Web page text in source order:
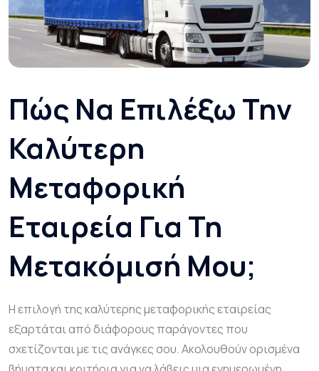
Πώς Να Επιλέξω Την
Καλύτερη
Μεταφορική
Εταιρεία Για Τη
Μετακόμισή Μου;
Η επιλογή της καλύτερης μεταφορικής εταιρείας
εξαρτάται από διάφορους παράγοντες που
σχετίζονται με τις ανάγκες σου. Ακολουθούν ορισμένα